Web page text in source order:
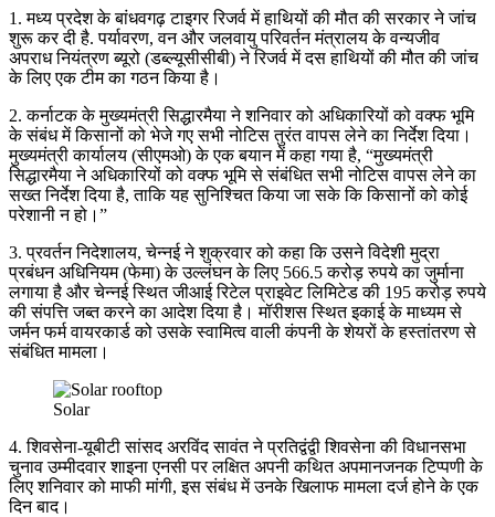
1. मध्य प्रदेश के बांधवगढ़ टाइगर रिजर्व में हाथियों की मौत की सरकार ने जांच
शुरू कर दी है. पर्यावरण, वन और जलवायु परिवर्तन मंत्रालय के वन्यजीव
अपराध नियंत्रण ब्यूरो (डब्ल्यूसीसीबी) ने रिजर्व में दस हाथियों की मौत की जांच
के लिए एक टीम का गठन किया है।
2. कर्नाटक के मुख्यमंत्री सिद्धारमैया ने शनिवार को अधिकारियों को वक्फ भूमि
के संबंध में किसानों को भेजे गए सभी नोटिस तुरंत वापस लेने का निर्देश दिया।
मुख्यमंत्री कार्यालय (सीएमओ) के एक बयान में कहा गया है, “मुख्यमंत्री
सिद्धारमैया ने अधिकारियों को वक्फ भूमि से संबंधित सभी नोटिस वापस लेने का
सख्त निर्देश दिया है, ताकि यह सुनिश्चित किया जा सके कि किसानों को कोई
परेशानी न हो।”
3. प्रवर्तन निदेशालय, चेन्नई ने शुक्रवार को कहा कि उसने विदेशी मुद्रा
प्रबंधन अधिनियम (फेमा) के उल्लंघन के लिए 566.5 करोड़ रुपये का जुर्माना
लगाया है और चेन्नई स्थित जीआई रिटेल प्राइवेट लिमिटेड की 195 करोड़ रुपये
की संपत्ति जब्त करने का आदेश दिया है। मॉरीशस स्थित इकाई के माध्यम से
जर्मन फर्म वायरकार्ड को उसके स्वामित्व वाली कंपनी के शेयरों के हस्तांतरण से
संबंधित मामला।
Solar
4. शिवसेना-यूबीटी सांसद अरविंद सावंत ने प्रतिद्वंद्वी शिवसेना की विधानसभा
चुनाव उम्मीदवार शाइना एनसी पर लक्षित अपनी कथित अपमानजनक टिप्पणी के
लिए शनिवार को माफी मांगी, इस संबंध में उनके खिलाफ मामला दर्ज होने के एक
दिन बाद।